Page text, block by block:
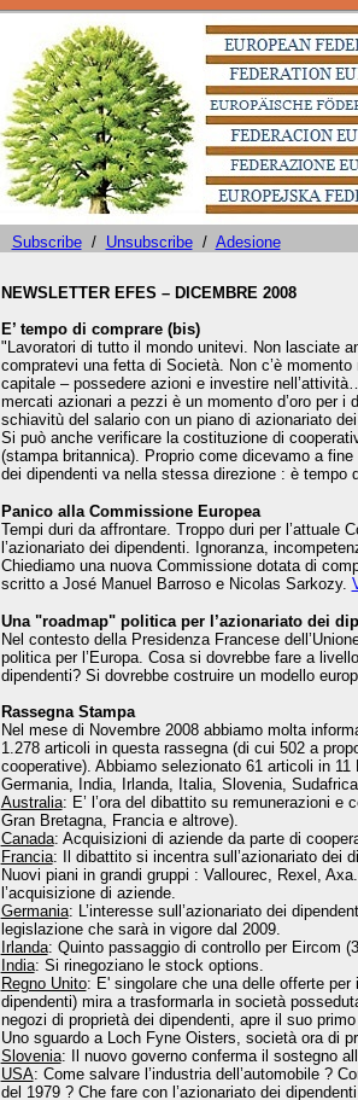
Subscribe/ Unsubscribe/ Adesione
NEWSLETTER EFES – DICEMBRE 2008
E’ tempo di comprare (bis)
"Lavoratori di tutto il mondo unitevi. Non lasciate
compratevi una fetta di Società. Non c’è
capitale – possedere azioni e investire
mercati azionari a pezzi è un momento d’oro per i
schiavitù del salario con un piano di azionariato
Si può anche verificare la costituzione di
(stampa britannica). Proprio come dicevamo a
dei dipendenti va nella stessa direzione : è tempo
Panico alla Commissione Europea
Tempi duri da affrontare. Troppo duri per l’attuale
l’azionariato dei dipendenti. Ignoranza,
Chiediamo una nuova Commissione dotata di
scritto a José Manuel Barroso e Nicolas Sarkozy.
Una "roadmap" politica per l’azionariato dei
Nel contesto della Presidenza Francese
politica per l’Europa. Cosa si dovrebbe fare a
dipendenti? Si dovrebbe costruire un modello
Rassegna Stampa
Nel mese di Novembre 2008 abbiamo molta
1.278 articoli in questa rassegna (di cui 502 a
cooperative). Abbiamo selezionato 61 articoli in
Germania, India, Irlanda, Italia, Slovenia,
Australia: E’ l’ora del dibattito su remunerazioni e
Gran Bretagna, Francia e altrove).
Canada: Acquisizioni di aziende da parte di
Francia: Il dibattito si incentra sull’azionariato dei
Nuovi piani in grandi gruppi : Vallourec, Rexel,
l’acquisizione di aziende.
Germania: L’interesse sull’azionariato dei
legislazione che sarà in vigore dal 2009.
Irlanda: Quinto passaggio di controllo per Eircom
India: Si rinegoziano le stock options.
Regno Unito: E' singolare che una delle offerte
dipendenti) mira a trasformarla in società
negozi di proprietà dei dipendenti, apre il suo
Uno sguardo a Loch Fyne Oisters, società ora di
Slovenia: Il nuovo governo conferma il sostegno
USA: Come salvare l’industria dell’automobile ?
del 1979 ? Che fare con l’azionariato dei